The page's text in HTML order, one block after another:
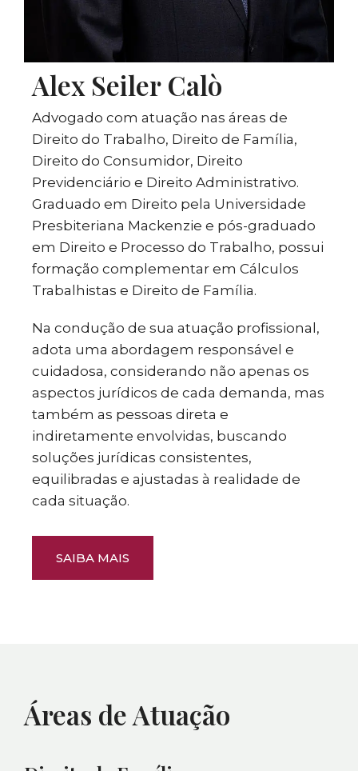
Alex Seiler Calò
Advogado com atuação nas áreas de
Direito do Trabalho, Direito de Família,
Direito do Consumidor, Direito
Previdenciário e Direito Administrativo.
Graduado em Direito pela Universidade
Presbiteriana Mackenzie e pós-graduado
em Direito e Processo do Trabalho, possui
formação complementar em Cálculos
Trabalhistas e Direito de Família.
Na condução de sua atuação profissional,
adota uma abordagem responsável e
cuidadosa, considerando não apenas os
aspectos jurídicos de cada demanda, mas
também as pessoas direta e
indiretamente envolvidas, buscando
soluções jurídicas consistentes,
equilibradas e ajustadas à realidade de
cada situação.
SAIBA MAIS
Áreas de Atuação